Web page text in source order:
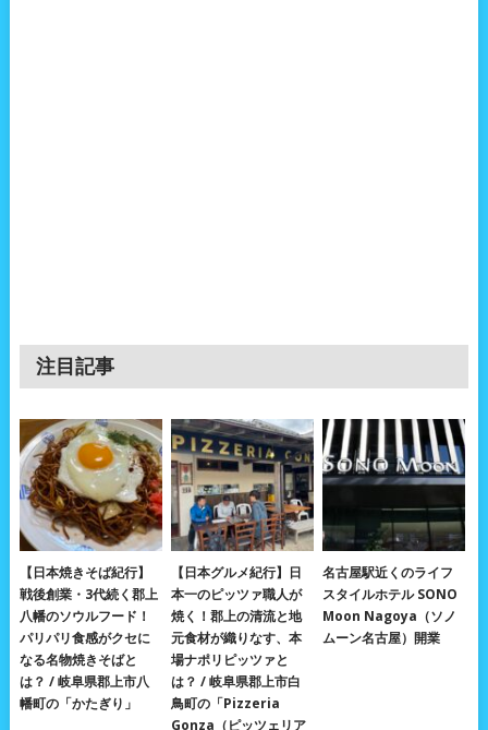
注目記事
【日本焼きそば紀行】
戦後創業・3代続く郡上
八幡のソウルフード！
パリパリ食感がクセに
なる名物焼きそばと
は？ / 岐阜県郡上市八
幡町の「かたぎり」
【日本グルメ紀行】日
本一のピッツァ職人が
焼く！郡上の清流と地
元食材が織りなす、本
場ナポリピッツァと
は？ / 岐阜県郡上市白
鳥町の「Pizzeria
Gonza（ピッツェリア
名古屋駅近くのライフ
スタイルホテル SONO
Moon Nagoya（ソノ
ムーン名古屋）開業